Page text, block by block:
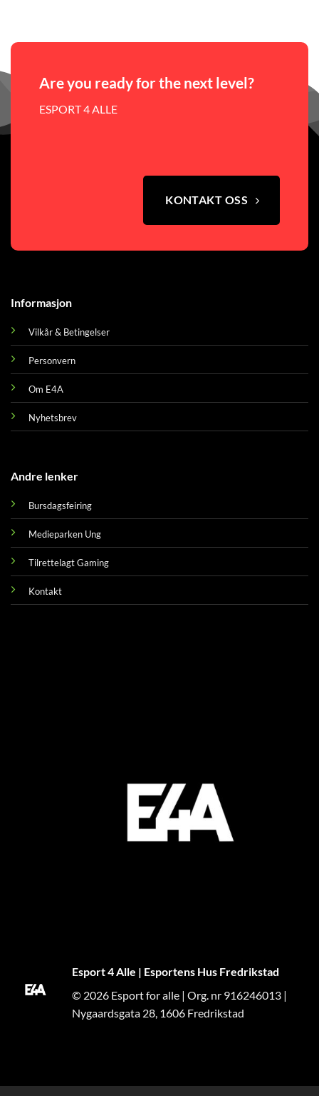
Are you ready for the next level?
ESPORT 4 ALLE
KONTAKT OSS
Informasjon
Vilkår & Betingelser
Personvern
Om E4A
Nyhetsbrev
Andre lenker
Bursdagsfeiring
Medieparken Ung
Tilrettelagt Gaming
Kontakt
Esport 4 Alle | Esportens Hus Fredrikstad
© 2026 Esport for alle | Org. nr 916246013 |
Nygaardsgata 28, 1606 Fredrikstad